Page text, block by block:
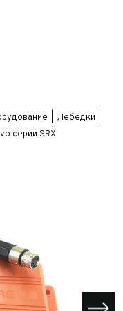
Лебедки
серии SRX